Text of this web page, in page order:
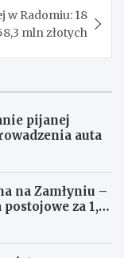
w Radomiu: 18
mln złotych
pijanej
auta
na Zamłyniu –
za 1,1